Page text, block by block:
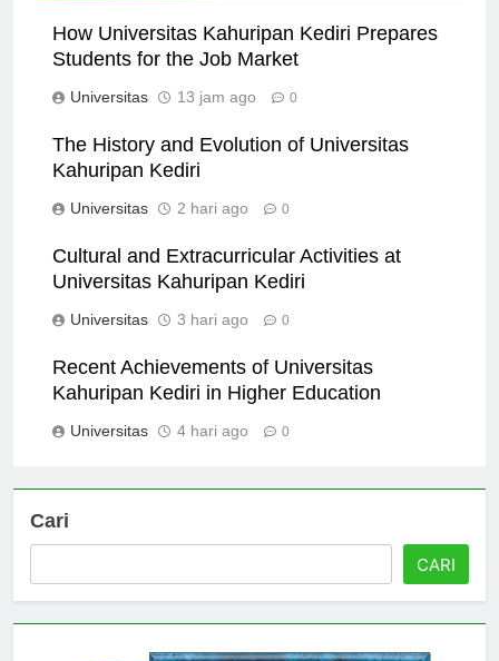
How Universitas Kahuripan Kediri Prepares
Students for the Job Market
Universitas 13 jam ago 0
The History and Evolution of Universitas
Kahuripan Kediri
Universitas 2 hari ago 0
Cultural and Extracurricular Activities at
Universitas Kahuripan Kediri
Universitas 3 hari ago 0
Recent Achievements of Universitas
Kahuripan Kediri in Higher Education
Universitas 4 hari ago 0
Cari
CARI